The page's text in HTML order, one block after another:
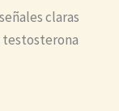
claras
testosterona